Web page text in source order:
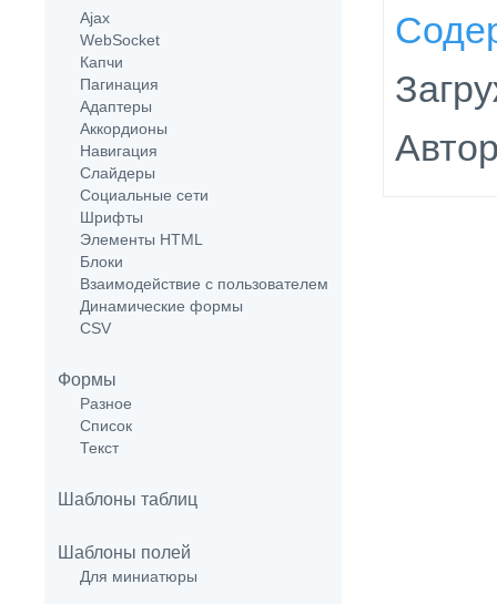
Ajax
WebSocket
Капчи
Пагинация
Адаптеры
Аккордионы
Навигация
Слайдеры
Социальные сети
Шрифты
Элементы HTML
Блоки
Взаимодействие с пользователем
Динамические формы
CSV
Формы
Разное
Список
Текст
Шаблоны таблиц
Шаблоны полей
Для миниатюры